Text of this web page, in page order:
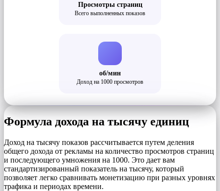
Просмотры страниц
Всего выполненных показов
об/мин
Доход на 1000 просмотров
Формула дохода на тысячу единиц
Доход на тысячу показов рассчитывается путем деления
общего дохода от рекламы на количество просмотров страниц
и последующего умножения на 1000. Это дает вам
стандартизированный показатель на тысячу, который
позволяет легко сравнивать монетизацию при разных уровнях
трафика и периодах времени.